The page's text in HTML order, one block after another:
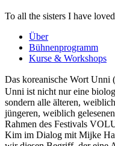
To all the sisters I have
Über
Bühnenprogramm
Kurse & Workshops
Das koreanische Wort Unni
Unni ist nicht nur eine
sondern alle älteren,
jüngeren, weiblich
Rahmen des Festivals
Kim im Dialog mit Mijke